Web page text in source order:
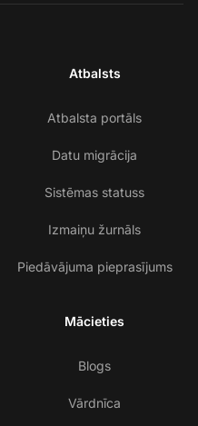
Atbalsts
Atbalsta portāls
Datu migrācija
Sistēmas statuss
Izmaiņu žurnāls
Piedāvājuma pieprasījums
Mācieties
Blogs
Vārdnīca